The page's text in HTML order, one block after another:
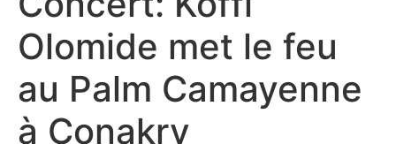
Olomide met le feu
au Palm Camayenne
à Conakry